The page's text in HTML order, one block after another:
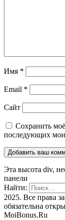
Имя *
Email *
Сайт
Сохранить
последующих
Эта высота div,
панели
Найти:
2025. Все права
обязательна
MoiBonus.Ru